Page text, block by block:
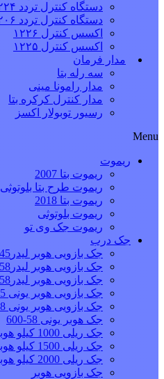
دستگاه کنترل تردد ۱۲۲۴
دستگاه کنترل تردد ۱۲۰۶
اکسس کنترل ۱۲۲۶
اکسس کنترل ۱۲۲۵
مدار فرمان
سه رله بتا
مدار رامونا مینی
مدار کنترل کرکره بتا
رسیور توبولار اکسز
Menu
ریموت
ریموت بتا 2007
ریموت طرح بتا بلوتوثی
ریموت بتا 2018
ریموت بلوتوثی
ریموت جک وی تو
جک درب
جک بازویی هوبر لیدر45-400
جک بازویی هوبر لیدر58-400
جک بازویی هوبر لیدر58-600
جک بازویی هوبر یونی 45-400
جک بازویی هوبر یونی 58-400
جک هوبر یونی 58-600
جک ریلی 1000 کیلو هوبر
جک ریلی 1500 کیلو هوبر
جک ریلی 2000 کیلو هوبر
جک بازویی هوبر